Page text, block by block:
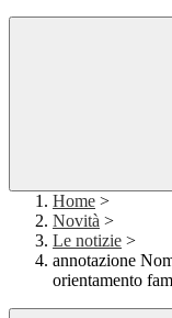
Home >
Novità >
Le notizie >
annotazione
orientamento